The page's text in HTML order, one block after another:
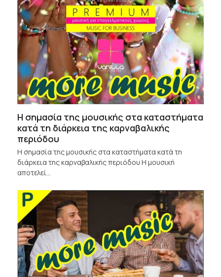
Η σημασία της μουσικής στα καταστήματα
κατά τη διάρκεια της καρναβαλικής
περιόδου
Η σημασία της μουσικής στα καταστήματα κατά τη
διάρκεια της καρναβαλικής περιόδου Η μουσική
αποτελεί…